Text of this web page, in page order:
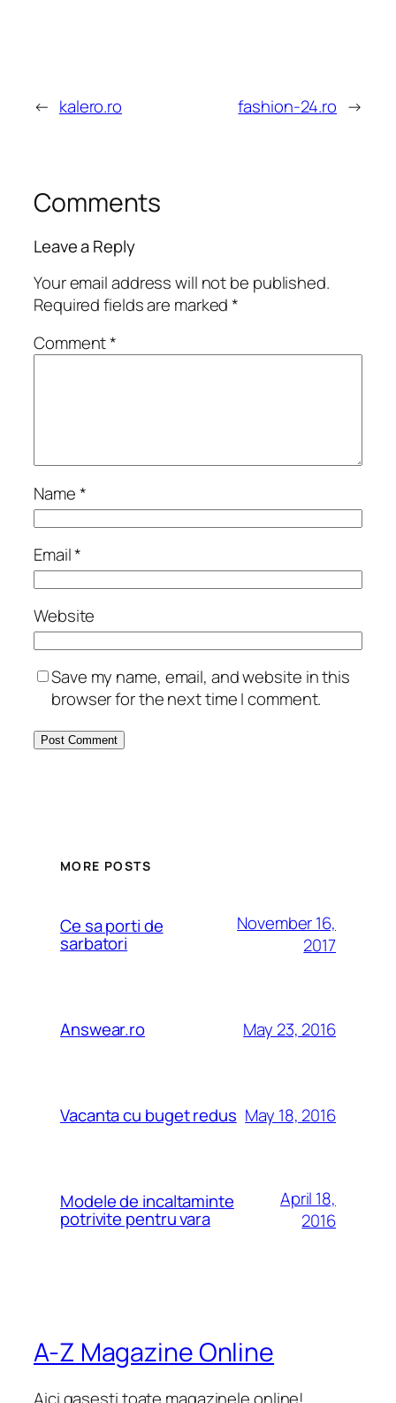
← kalero.ro fashion-24.ro →
Comments
Leave a Reply
Your email address will not be published.
Required fields are marked*
Comment*
Name*
Email*
Website
Save my name, email, and website in this
browser for the next time I comment.
MORE POSTS
Ce sa porti de
sarbatori
November 16,
2017
Answear.ro May 23, 2016
Vacanta cu buget redus May 18, 2016
Modele de incaltaminte
potrivite pentru vara
April 18,
2016
A-Z Magazine Online